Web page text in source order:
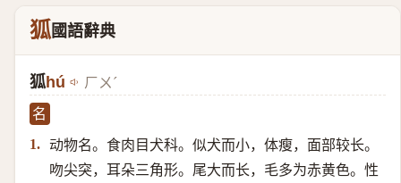
狐國語辭典
狐hú ㄏㄨˊ
名
1. 动物名。食肉目犬科。似犬而小，体瘦，面部较长。
吻尖突，耳朵三角形。尾大而长，毛多为赤黄色。性